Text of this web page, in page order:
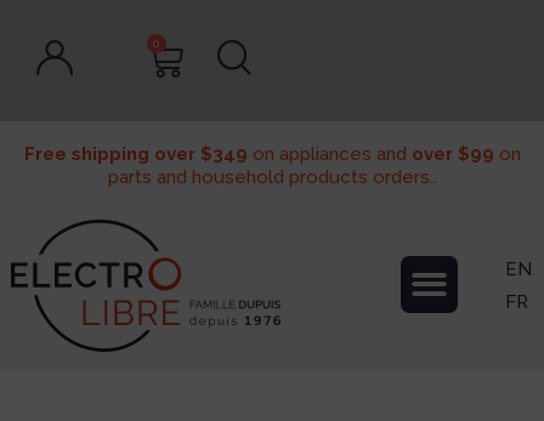
0
Free shipping over $349 on appliances and over $99 on
parts and household products orders..
EN
FR